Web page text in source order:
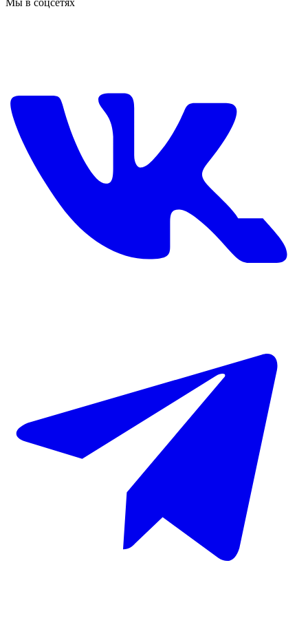
Мы в соцсетях